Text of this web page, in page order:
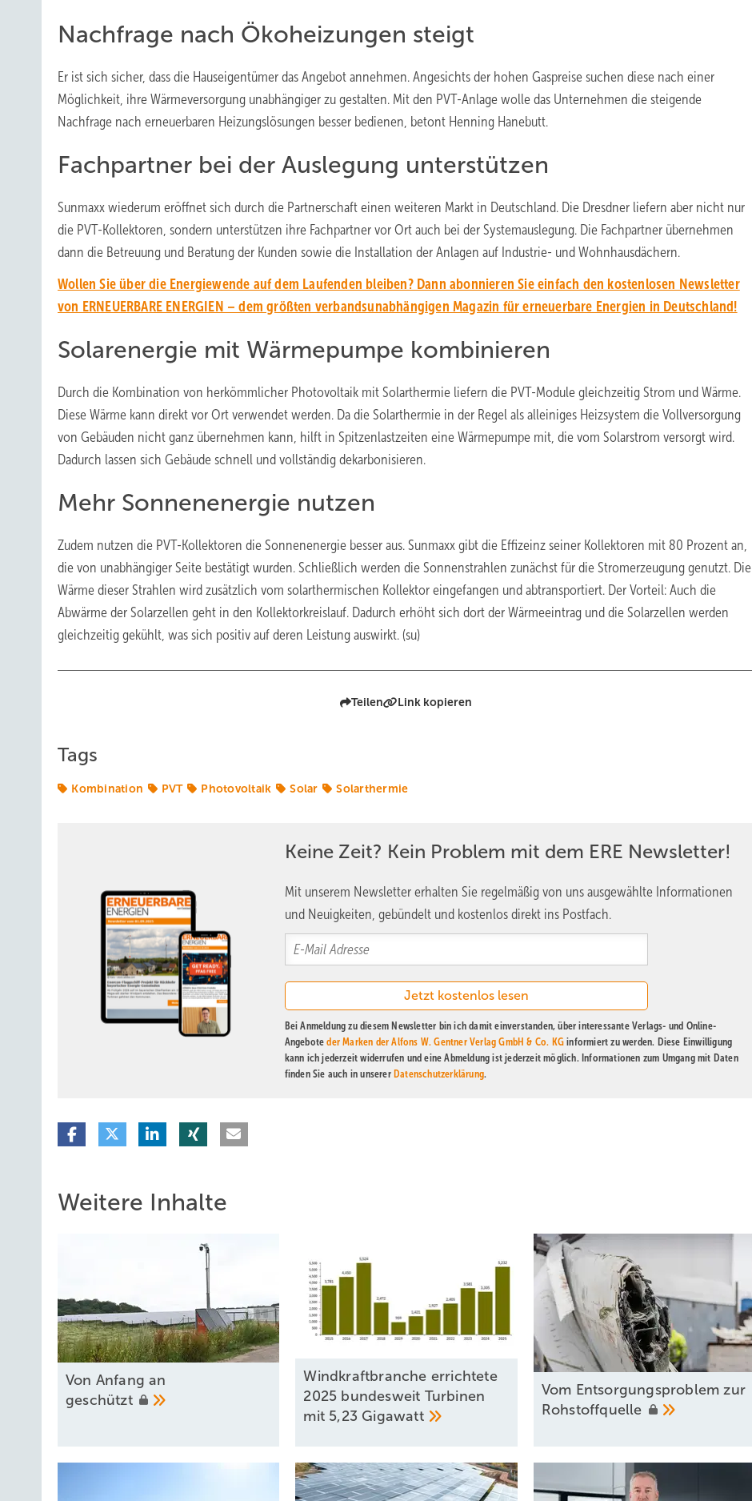
Nachfrage nach Ökoheizungen steigt
Er ist sich sicher, dass die Hauseigentümer das Angebot annehmen. Angesichts der hohen Gaspreise suchen diese nach einer
Möglichkeit, ihre Wärmeversorgung unabhängiger zu gestalten. Mit den PVT-Anlage wolle das Unternehmen die steigende
Nachfrage nach erneuerbaren Heizungslösungen besser bedienen, betont Henning Hanebutt.
Fachpartner bei der Auslegung unterstützen
Sunmaxx wiederum eröffnet sich durch die Partnerschaft einen weiteren Markt in Deutschland. Die Dresdner liefern aber nicht nur
die PVT-Kollektoren, sondern unterstützen ihre Fachpartner vor Ort auch bei der Systemauslegung. Die Fachpartner übernehmen
dann die Betreuung und Beratung der Kunden sowie die Installation der Anlagen auf Industrie- und Wohnhausdächern.
Wollen Sie über die Energiewende auf dem Laufenden bleiben? Dann abonnieren Sie einfach den kostenlosen Newsletter
von ERNEUERBARE ENERGIEN – dem größten verbandsunabhängigen Magazin für erneuerbare Energien in Deutschland!
Solarenergie mit Wärmepumpe kombinieren
Durch die Kombination von herkömmlicher Photovoltaik mit Solarthermie liefern die PVT-Module gleichzeitig Strom und Wärme.
Diese Wärme kann direkt vor Ort verwendet werden. Da die Solarthermie in der Regel als alleiniges Heizsystem die Vollversorgung
von Gebäuden nicht ganz übernehmen kann, hilft in Spitzenlastzeiten eine Wärmepumpe mit, die vom Solarstrom versorgt wird.
Dadurch lassen sich Gebäude schnell und vollständig dekarbonisieren.
Mehr Sonnenenergie nutzen
Zudem nutzen die PVT-Kollektoren die Sonnenenergie besser aus. Sunmaxx gibt die Effizeinz seiner Kollektoren mit 80 Prozent an,
die von unabhängiger Seite bestätigt wurden. Schließlich werden die Sonnenstrahlen zunächst für die Stromerzeugung genutzt. Die
Wärme dieser Strahlen wird zusätzlich vom solarthermischen Kollektor eingefangen und abtransportiert. Der Vorteil: Auch die
Abwärme der Solarzellen geht in den Kollektorkreislauf. Dadurch erhöht sich dort der Wärmeeintrag und die Solarzellen werden
gleichzeitig gekühlt, was sich positiv auf deren Leistung auswirkt. (su)
Teilen Link kopieren
Tags
Kombination PVT Photovoltaik Solar Solarthermie
Keine Zeit? Kein Problem mit dem ERE Newsletter!
Mit unserem Newsletter erhalten Sie regelmäßig von uns ausgewählte Informationen
und Neuigkeiten, gebündelt und kostenlos direkt ins Postfach.
Bei Anmeldung zu diesem Newsletter bin ich damit einverstanden, über interessante Verlags- und Online-
Angeboteder Marken der Alfons W. Gentner Verlag GmbH & Co. KG informiert zu werden. Diese Einwilligung
kann ich jederzeit widerrufen und eine Abmeldung ist jederzeit möglich. Informationen zum Umgang mit Daten
finden Sie auch in unserer Datenschutzerklärung.
Weitere Inhalte
Von Anfang an
geschützt
Windkraftbranche errichtete
2025 bundesweit Turbinen
mit 5,23 Gigawatt
Vom Entsorgungsproblem zur
Rohstoffquelle